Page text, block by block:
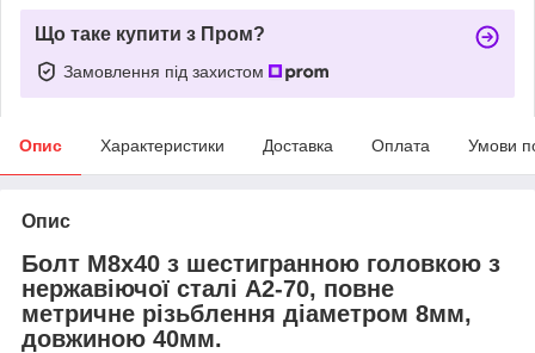
Що таке купити з Пром?
Замовлення під захистом
Опис Характеристики Доставка Оплата Умови
Опис
Болт М8х40 з шестигранною головкою з
нержавіючої сталі А2-70, повне
метричне різьблення діаметром 8мм,
довжиною 40мм.